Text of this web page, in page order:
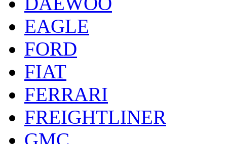
EAGLE
FORD
FIAT
FERRARI
FREIGHTLINER